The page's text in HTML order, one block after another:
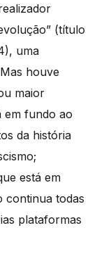
(título
uma
houve
maior
em fundo ao
da história
está em
continua todas
plataformas